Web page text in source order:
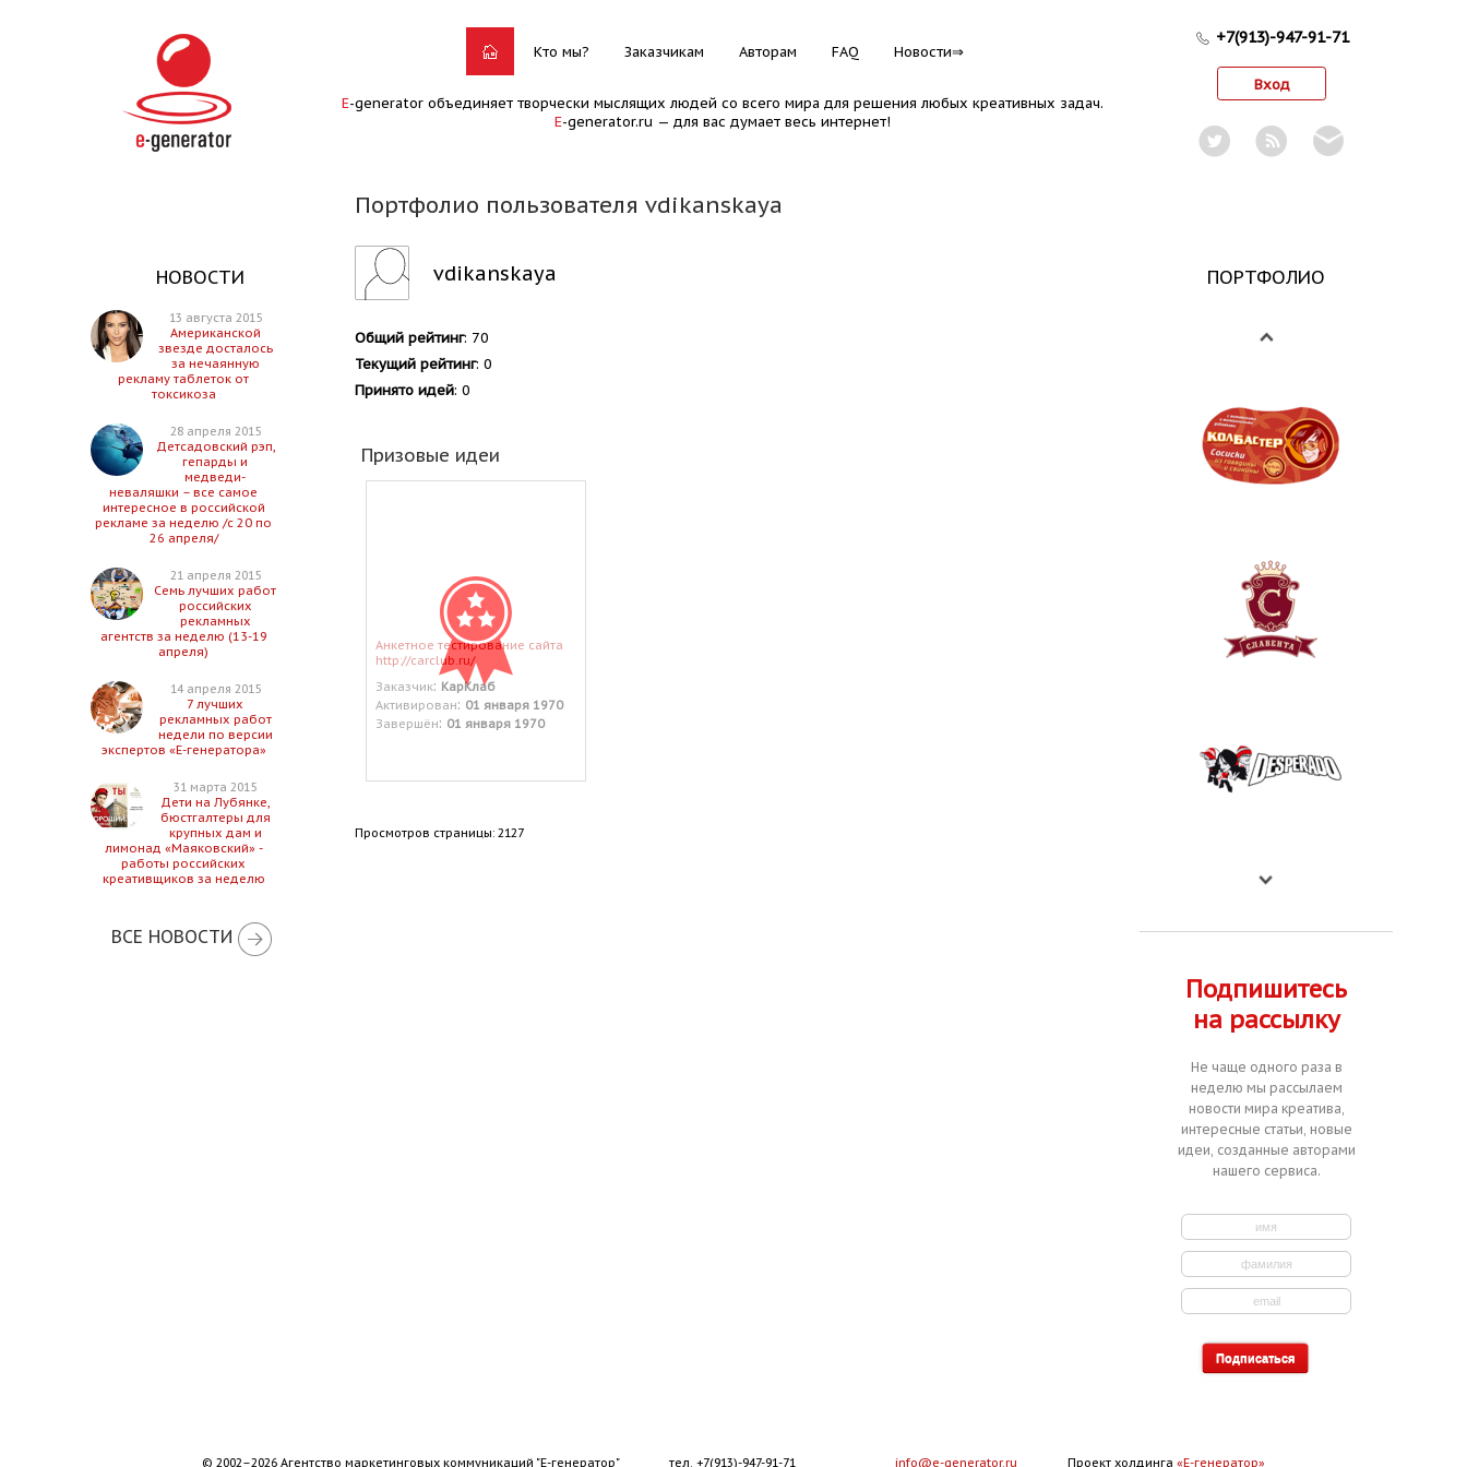
Кто мы? Заказчикам Авторам FAQ Новости
E-generator объединяет творчески мыслящих людей со всего мира для решения любых креативных задач.
E-generator.ru — для вас думает весь интернет!
+7(913)-947-91-71
Вход
Портфолио пользователя vdikanskaya
НОВОСТИ
13 августа 2015
Американской
звезде досталось
за нечаянную
рекламу таблеток от
токсикоза
28 апреля 2015
Детсадовский рэп,
гепарды и
медведи-
неваляшки – все самое
интересное в российской
рекламе за неделю /с 20 по
26 апреля/
21 апреля 2015
Семь лучших работ
российских
рекламных
агентств за неделю (13-19
апреля)
14 апреля 2015
7 лучших
рекламных работ
недели по версии
экспертов «Е-генератора»
31 марта 2015
Дети на Лубянке,
бюстгалтеры для
крупных дам и
лимонад «Маяковский» -
работы российских
креативщиков за неделю
ВСЕ НОВОСТИ
vdikanskaya
Общий рейтинг: 70
Текущий рейтинг: 0
Принято идей: 0
Призовые идеи
Анкетное тестирование сайта
http://carclub.ru/
Заказчик: КарКлаб
Активирован: 01 января 1970
Завершён: 01 января 1970
Просмотров страницы: 2127
ПОРТФОЛИО
Подпишитесь
на рассылку
Не чаще одного раза в
неделю мы рассылаем
новости мира креатива,
интересные статьи, новые
идеи, созданные авторами
нашего сервиса.
© 2002–2026 Агентство маркетинговых коммуникаций "Е-генератор" тел. +7(913)-947-91-71 info@e-generator.ru Проект холдинга«Е-генератор»